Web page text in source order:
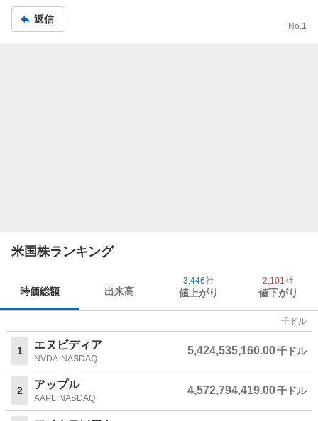
LINEヤフー株式会社は情報の内容や正確さについて責任
を負うことはできません。
その種の情報に基づいて行われた取引や投資決定に対して
返信
No.1
米国株ランキング
時価総額 出来高
3,446社
値上がり
2,101社
値下がり
千ドル
1 エヌビディア
NVDA NASDAQ
5,424,535,160.00千ドル
2 アップル
AAPL NASDAQ
4,572,794,419.00千ドル